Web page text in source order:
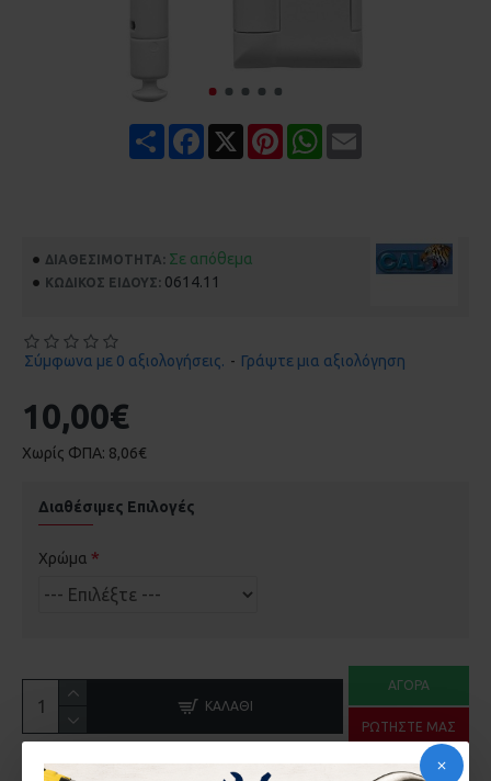
Share Facebook PinterestWhatsApp
ΔΙΑΘΕΣΙΜΌΤΗΤΑ: Σε απόθεμα
ΚΩΔΙΚΌΣ ΕΊΔΟΥΣ: 0614.11
Σύμφωνα με 0 αξιολογήσεις. - Γράψτε μια αξιολόγηση
10,00€
Χωρίς ΦΠΑ: 8,06€
Διαθέσιμες Επιλογές
Χρώμα
ΚΑΛΆΘΙ
ΑΓΟΡΆ
ΡΩΤΉΣΤΕ ΜΑΣ